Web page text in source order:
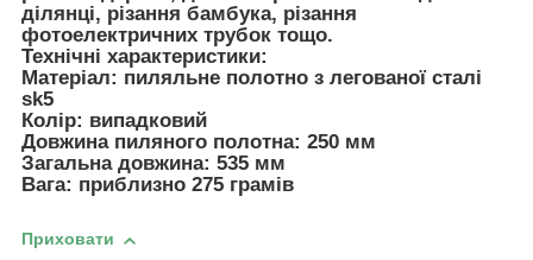
ділянці, різання бамбука, різання
фотоелектричних трубок тощо.
Технічні характеристики:
Матеріал: пиляльне полотно з легованої сталі
sk5
Колір: випадковий
Довжина пиляного полотна: 250 мм
Загальна довжина: 535 мм
Вага: приблизно 275 грамів
Приховати